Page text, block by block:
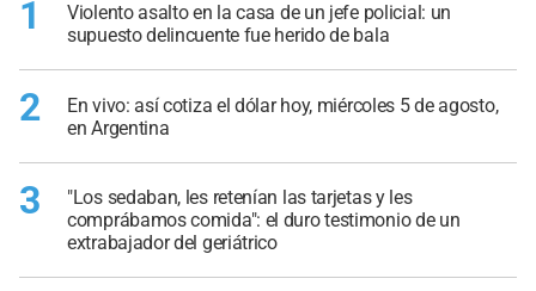
1
Violento asalto en la casa de un jefe policial: un
supuesto delincuente fue herido de bala
2
En vivo: así cotiza el dólar hoy, miércoles 5 de agosto,
en Argentina
3
"Los sedaban, les retenían las tarjetas y les
comprábamos comida": el duro testimonio de un
extrabajador del geriátrico